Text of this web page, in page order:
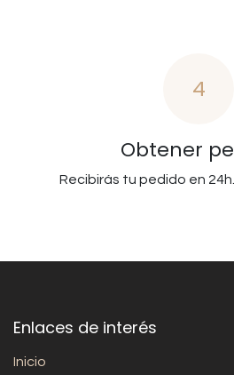
4
Obtener
Recibirás tu pedido en
Enlaces de interés
Inicio